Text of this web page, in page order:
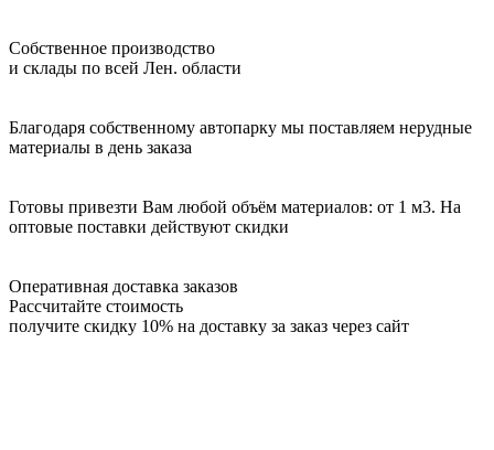
Собственное производство
и склады по всей Лен. области
Благодаря собственному автопарку мы поставляем нерудные
материалы в день заказа
Готовы привезти Вам любой объём материалов: от 1 м3. На
оптовые поставки действуют скидки
Оперативная доставка заказов
Рассчитайте стоимость
получите скидку 10% на доставку за заказ через сайт